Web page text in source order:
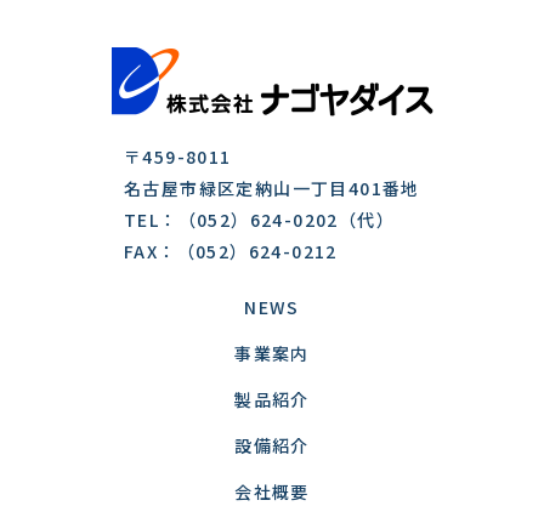
〒459-8011
名古屋市緑区定納山一丁目401番地
TEL：（052）624-0202（代）
FAX：（052）624-0212
NEWS
事業案内
製品紹介
設備紹介
会社概要